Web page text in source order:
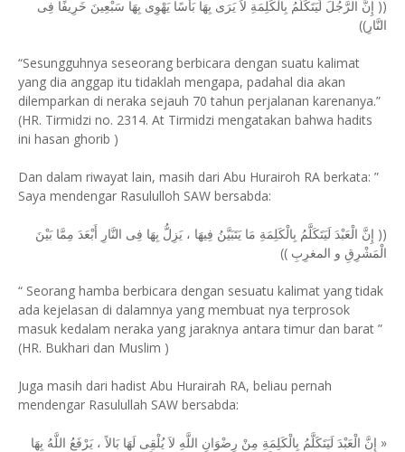
(( إِنَّ الرَّجُلَ لَيَتَكَلَّمُ بِالْكَلِمَةِ لاَ يَرَى بِهَا بَأْسًا يَهْوِى بِهَا سَبْعِينَ خَرِيفًا فِى
النَّارِ))
“Sesungguhnya seseorang berbicara dengan suatu kalimat
yang dia anggap itu tidaklah mengapa, padahal dia akan
dilemparkan di neraka sejauh 70 tahun perjalanan karenanya.”
(HR. Tirmidzi no. 2314. At Tirmidzi mengatakan bahwa hadits
ini hasan ghorib )
Dan dalam riwayat lain, masih dari Abu Hurairoh RA berkata: ”
Saya mendengar Rasululloh SAW bersabda:
(( إِنَّ الْعَبْدَ لَيَتَكَلَّمُ بِالْكَلِمَةِ مَا يَتَبَيَّنُ فِيهَا ، يَزِلُّ بِهَا فِى النَّارِ أَبْعَدَ مِمَّا بَيْنَ
الْمَشْرِقِ و المغرِبِ ))
“ Seorang hamba berbicara dengan sesuatu kalimat yang tidak
ada kejelasan di dalamnya yang membuat nya terprosok
masuk kedalam neraka yang jaraknya antara timur dan barat ”
(HR. Bukhari dan Muslim )
Juga masih dari hadist Abu Hurairah RA, beliau pernah
mendengar Rasulullah SAW bersabda:
« إِنَّ الْعَبْدَ لَيَتَكَلَّمُ بِالْكَلِمَةِ مِنْ رِضْوَانِ اللَّهِ لاَ يُلْقِى لَهَا بَالاً ، يَرْفَعُ اللَّهُ بِهَا